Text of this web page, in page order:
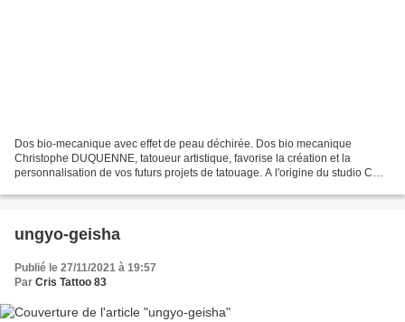
Dos bio-mecanique avec effet de peau déchirée. Dos bio mecanique
Christophe DUQUENNE, tatoueur artistique, favorise la création et la
personnalisation de vos futurs projets de tatouage. A l'origine du studio CRIS
ungyo-geisha
Publié le 27/11/2021 à 19:57
Par Cris Tattoo 83